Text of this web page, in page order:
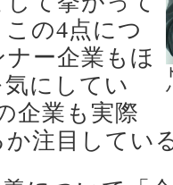
の4点につ
ー企業もほ
にしてい
企業も実際
注目してい